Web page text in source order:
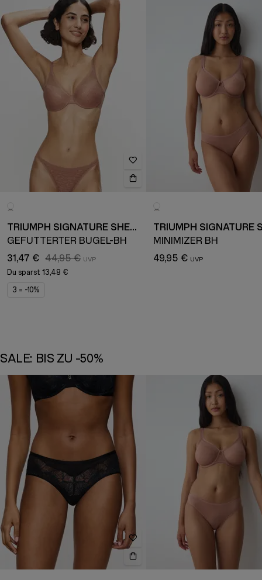
TRIUMPH SIGNATURE SHEER
GEFÜTTERTER BÜGEL-BH
31,47 € 44,95 €
Du sparst 13,48 €
3 = -10%
MINIMIZER BH
49,95 €
SALE: BIS ZU -50%